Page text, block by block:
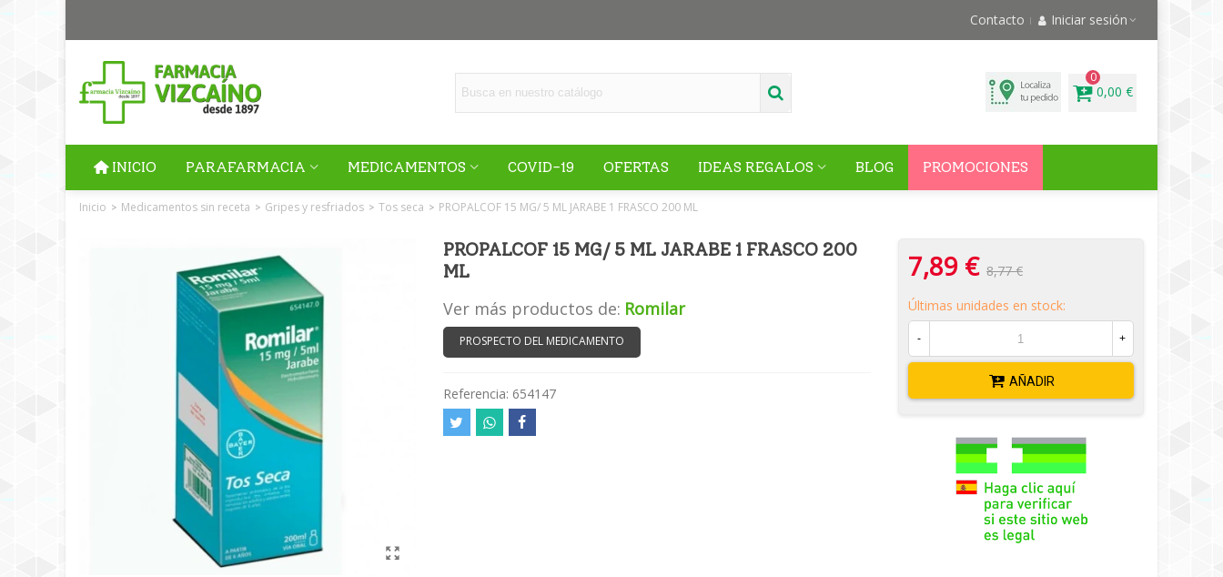
Contacto Iniciar sesión
0
0,00 €
INICIO PARAFARMACIA MEDICAMENTOS COVID-19 OFERTAS IDEAS REGALOS BLOG PROMOCIONES
Inicio > Medicamentos sin receta > Gripes y resfriados > Tos seca > PROPALCOF 15 MG/ 5 ML JARABE 1 FRASCO 200 ML
PROPALCOF 15 MG/ 5 ML JARABE 1 FRASCO 200
ML
Ver más productos de: Romilar
PROSPECTO DEL MEDICAMENTO
Referencia: 654147
7,89 € 8,77 €
Últimas unidades en stock:
- +
AÑADIR